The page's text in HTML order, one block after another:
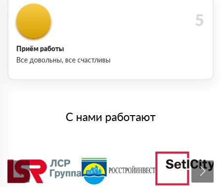
Приём работы
Все довольны, все счастливы
С нами работают